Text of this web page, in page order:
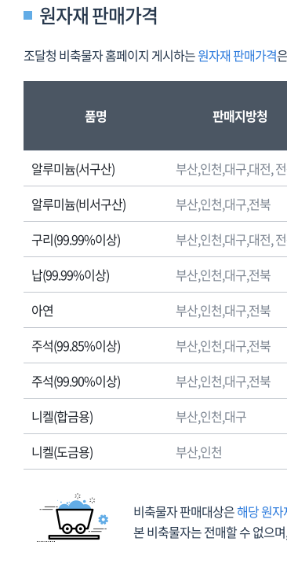
원자재 판매가격
조달청 비축물자 홈페이지 게시하는원자재 판매가격은
판
매
가
격
원
자
재
판
매
가
격
표
로
명,
판
매
지
품명 판매지방청
알루미늄(서구산)
부산,인천,대구,대전,
알루미늄(비서구산)
부산,인천,대구,전북
구리(99.99%이상)
부산,인천,대구,대전,
납(99.99%이상)
부산,인천,대구,전북
아연
부산,인천,대구,전북
주석(99.85%이상)
부산,인천,대구,전북
주석(99.90%이상)
부산,인천,대구,전북
니켈(합금용)
부산,인천,대구
니켈(도금용)
부산,인천
비축물자 판매대상은해당 원
본 비축물자는 전매할 수 없으